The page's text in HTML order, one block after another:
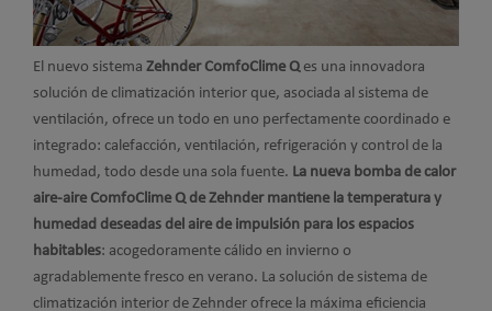
El nuevo sistema Zehnder ComfoClime Q es una innovadora
solución de climatización interior que, asociada al sistema de
ventilación, ofrece un todo en uno perfectamente coordinado e
integrado: calefacción, ventilación, refrigeración y control de la
humedad, todo desde una sola fuente. La nueva bomba de calor
aire-aire ComfoClime Q de Zehnder mantiene la temperatura y
humedad deseadas del aire de impulsión para los espacios
habitables: acogedoramente cálido en invierno o
agradablemente fresco en verano. La solución de sistema de
climatización interior de Zehnder ofrece la máxima eficiencia